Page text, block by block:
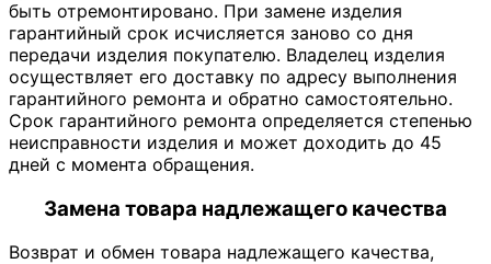
быть отремонтировано. При замене изделия
гарантийный срок исчисляется заново со дня
передачи изделия покупателю. Владелец изделия
осуществляет его доставку по адресу выполнения
гарантийного ремонта и обратно самостоятельно.
Срок гарантийного ремонта определяется степенью
неисправности изделия и может доходить до 45
дней с момента обращения.
Замена товара надлежащего качества
Возврат и обмен товара надлежащего качества,